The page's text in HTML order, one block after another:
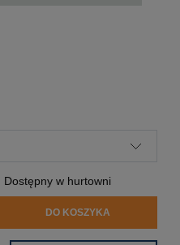
Dostępny w hurtowni
DO KOSZYKA